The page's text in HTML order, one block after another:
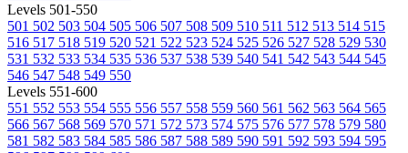
Levels 501-550
501 502 503 504 505 506 507 508 509 510 511 512 513 514 515
516 517 518 519 520 521 522 523 524 525 526 527 528 529 530
531 532 533 534 535 536 537 538 539 540 541 542 543 544 545
546 547 548 549 550
Levels 551-600
551 552 553 554 555 556 557 558 559 560 561 562 563 564 565
566 567 568 569 570 571 572 573 574 575 576 577 578 579 580
581 582 583 584 585 586 587 588 589 590 591 592 593 594 595